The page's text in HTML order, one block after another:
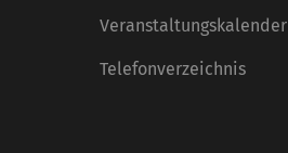
Veranstaltungskalender
Telefonverzeichnis